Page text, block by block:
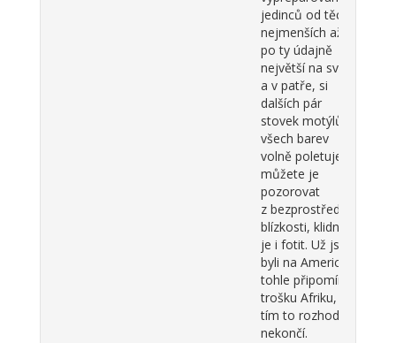
jedinců od těch
nejmenších až
po ty údajně
největší na světě
a v patře, si
dalších pár
stovek motýlů
všech barev
volně poletuje,
můžete je
pozorovat
z bezprostřední
blízkosti, klidně
je i fotit. Už jsme
byli na Americe,
tohle připomíná
trošku Afriku, ale
tím to rozhodně
nekončí.